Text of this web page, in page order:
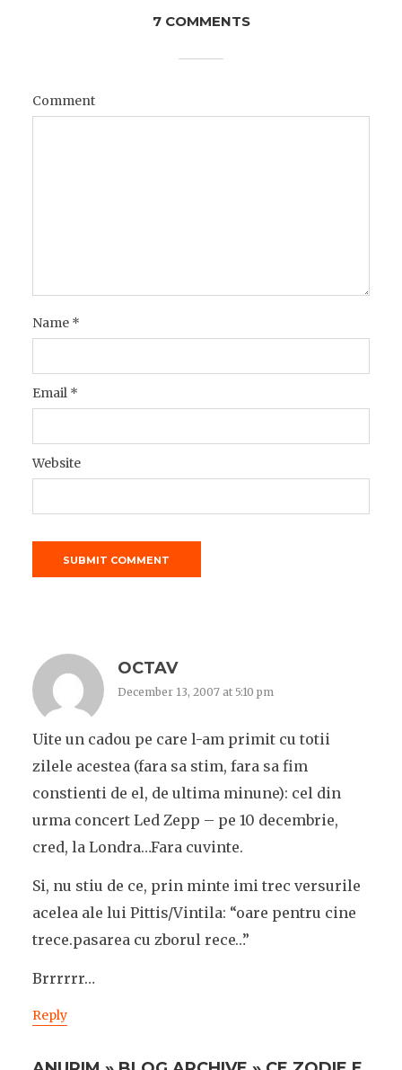
7 COMMENTS
Comment
Name *
Email *
Website
OCTAV
December 13, 2007 at 5:10 pm
Uite un cadou pe care l-am primit cu totii
zilele acestea (fara sa stim, fara sa fim
constienti de el, de ultima minune): cel din
urma concert Led Zepp – pe 10 decembrie,
cred, la Londra…Fara cuvinte.
Si, nu stiu de ce, prin minte imi trec versurile
acelea ale lui Pittis/Vintila: “oare pentru cine
trece.pasarea cu zborul rece…”
Brrrrrr…
Reply